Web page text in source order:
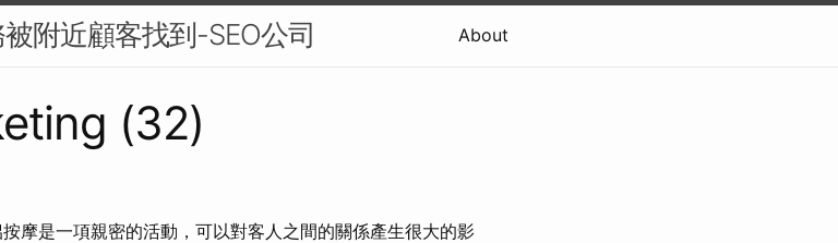
附近顧客找到-SEO公司 About
(32)
摩是一項親密的活動，可以對客人之間的關係產生很大的影